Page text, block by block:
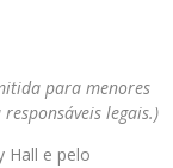
para menores
legais.)
Hall e pelo